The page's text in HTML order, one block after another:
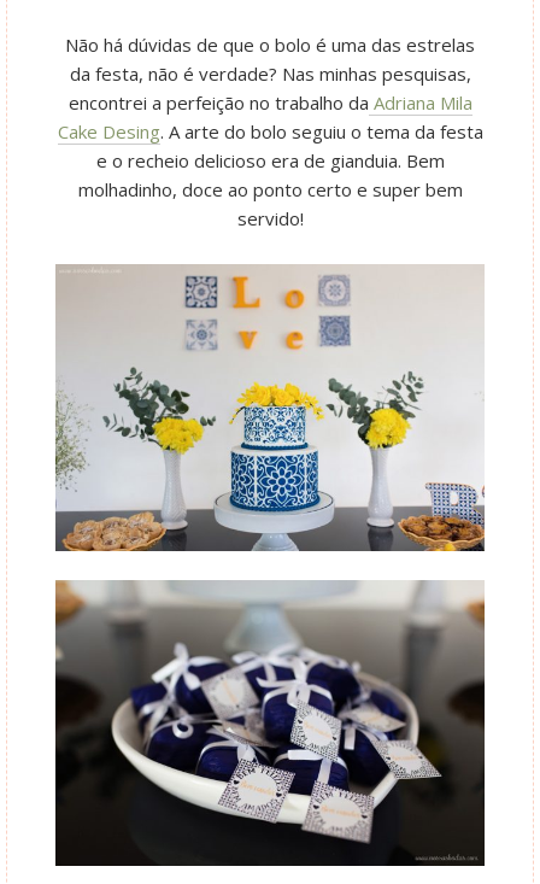
Não há dúvidas de que o bolo é uma das estrelas
da festa, não é verdade? Nas minhas pesquisas,
encontrei a perfeição no trabalho da Adriana Mila
Cake Desing. A arte do bolo seguiu o tema da festa
e o recheio delicioso era de gianduia. Bem
molhadinho, doce ao ponto certo e super bem
servido!